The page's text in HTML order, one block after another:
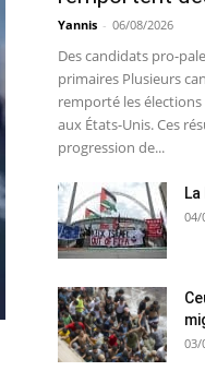
Yannis - 06/08/2026
Des candidats pro-
primaires Plusieurs
remporté les
aux États-Unis. Ces
progression de...
04/
03/